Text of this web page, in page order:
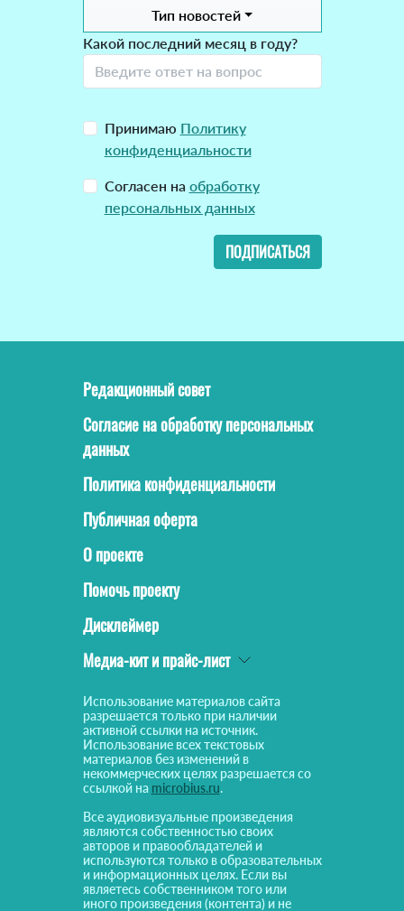
Тип новостей
Какой последний месяц в году?
Принимаю Политику
конфиденциальности
Согласен на обработку
персональных данных
ПОДПИСАТЬСЯ
Редакционный совет
Согласие на обработку персональных
данных
Политика конфиденциальности
Публичная оферта
О проекте
Помочь проекту
Дисклеймер
Медиа-кит и прайс-лист
Использование материалов сайта
разрешается только при наличии
активной ссылки на источник.
Использование всех текстовых
материалов без изменений в
некоммерческих целях разрешается со
ссылкой на microbius.ru.
Все аудиовизуальные произведения
являются собственностью своих
авторов и правообладателей и
используются только в образовательных
и информационных целях. Если вы
являетесь собственником того или
иного произведения (контента) и не